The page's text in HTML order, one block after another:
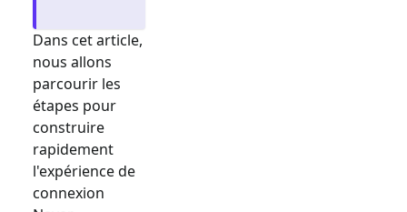
Dans cet article,
nous allons
parcourir les
étapes pour
construire
rapidement
l'expérience de
connexion